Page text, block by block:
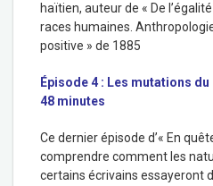
Épisode 4 : Les mutations
48 minutes
Ce dernier épisode d’« En
comprendre comment les
certains écrivains essayeront